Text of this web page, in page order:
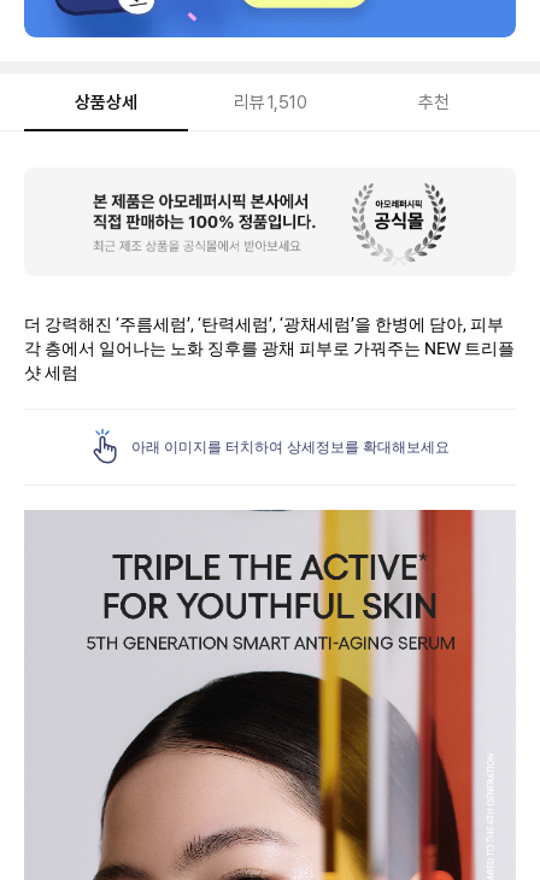
상품상세 리뷰1,510 추천
더 강력해진 ‘주름세럼’, ‘탄력세럼’, ‘광채세럼’을 한병에 담아, 피부
각 층에서 일어나는 노화 징후를 광채 피부로 가꿔주는 NEW 트리플
샷 세럼
아래 이미지를 터치하여 상세정보를 확대해보세요